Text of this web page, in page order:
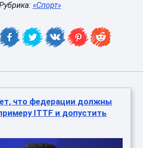
«Спорт»
что федерации должны
ITTF и допустить